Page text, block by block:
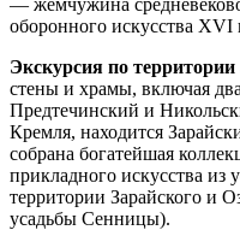
оборонного искусства XVI
Экскурсия по
стены и храмы, включая
Предтечинский и
Кремля, находится
собрана богатейшая
прикладного искусства из
территории Зарайского и
усадьбы Сенницы).